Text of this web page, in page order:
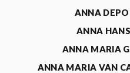
ANNA
ANNA
ANNA MARIA
ANNA MARIA VAN